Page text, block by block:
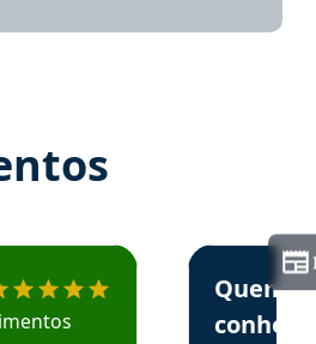
o Aprova Concursos em
Estudante
Quem